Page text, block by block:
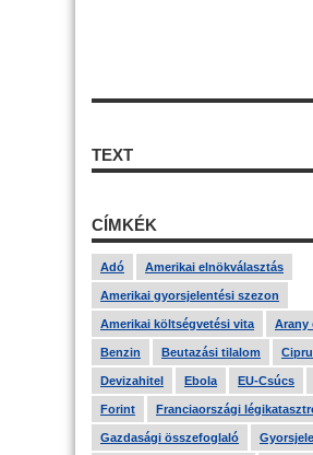
TEXT
CÍMKÉK
Adó Amerikai elnökválasztás
Amerikai gyorsjelentési szezon
Amerikai költségvetési vita Arany
Benzin Beutazási tilalom
Devizahitel Ebola EU-Csúcs
Forint Franciaországi
Gazdasági összefoglaló